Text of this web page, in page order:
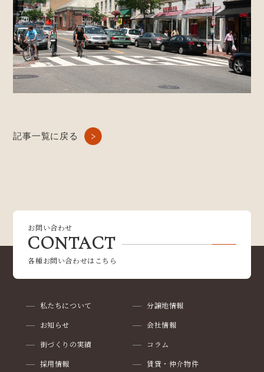
記事一覧に戻る
お問い合わせ
CONTACT
各種お問い合わせはこちら
私たちについて
分譲地情報
お知らせ
会社情報
街づくりの実績
コラム
採用情報
賃貸・仲介物件